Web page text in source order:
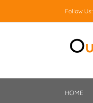
Follow Us:
HOME